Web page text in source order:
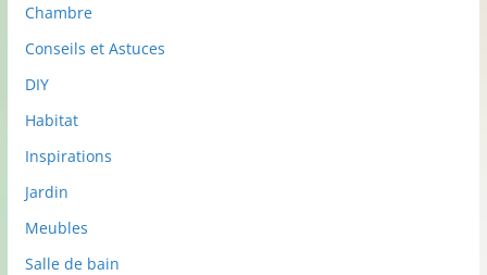
Chambre
Conseils et Astuces
DIY
Habitat
Inspirations
Jardin
Meubles
Salle de bain